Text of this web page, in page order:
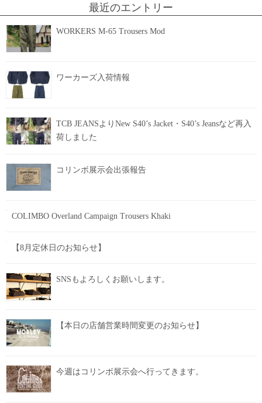
最近のエントリー
WORKERS M-65 Trousers Mod
ワーカーズ入荷情報
TCB JEANSよりNew S40’s Jacket・S40’s Jeansなど再入
荷しました
コリンボ展示会出張報告
COLIMBO Overland Campaign Trousers Khaki
【8月定休日のお知らせ】
SNSもよろしくお願いします。
【本日の店舗営業時間変更のお知らせ】
今週はコリンボ展示会へ行ってきます。